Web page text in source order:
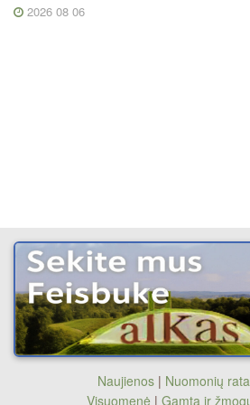
2026 08 06
Naujienos| Nuomonių
Visuomenė | Gamta ir